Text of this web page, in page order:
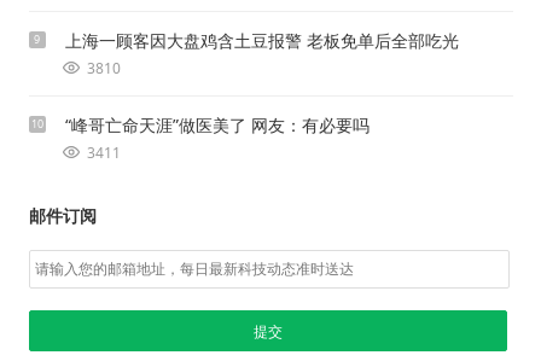
9 上海一顾客因大盘鸡含土豆报警 老板免单后全部吃光
3810
10 “峰哥亡命天涯”做医美了 网友：有必要吗
3411
邮件订阅